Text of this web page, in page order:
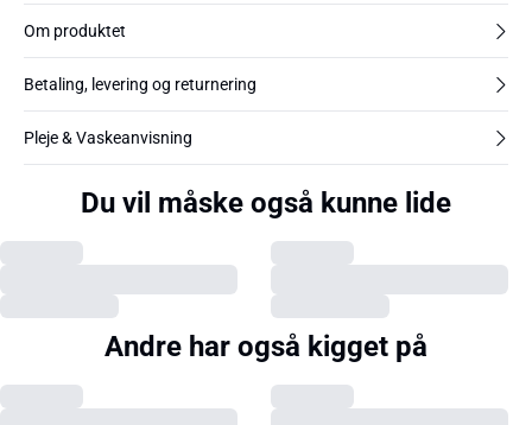
Om produktet
Betaling, levering og returnering
Pleje & Vaskeanvisning
Du vil måske også kunne lide
Andre har også kigget på